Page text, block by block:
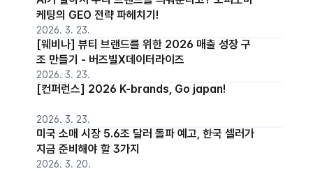
케팅의 GEO 전략 파헤치기!
2026. 3. 23.
[웨비나] 뷰티 브랜드를 위한 2026 매출 성장 구
조 만들기 - 버즈빌X데이터라이즈
2026. 3. 23.
[컨퍼런스] 2026 K-brands, Go japan!
2026. 3. 23.
미국 소매 시장 5.6조 달러 돌파 예고, 한국 셀러가
지금 준비해야 할 3가지
2026. 3. 20.